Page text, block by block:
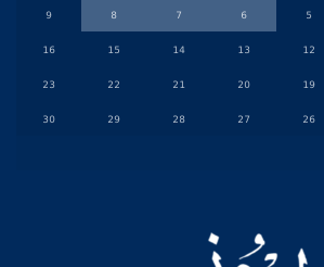
5
6
7
8
9
12
13
14
15
16
19
20
21
22
23
26
27
28
29
30